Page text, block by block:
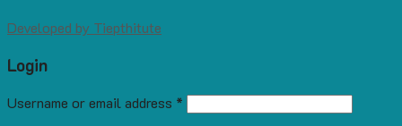
Developed by Tiepthitute
Login
Username or email address *